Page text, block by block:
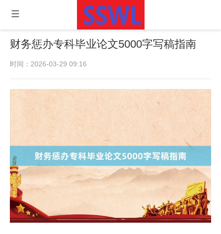
财务惩办专科毕业论文5000字写稿指南
时间：2026-03-29 09:16